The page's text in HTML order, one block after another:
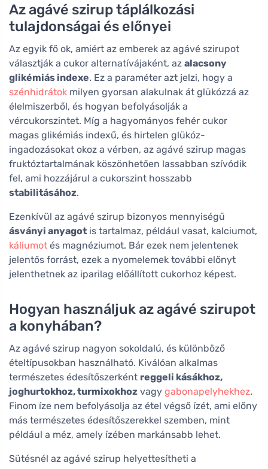
Az agávé szirup táplálkozási
tulajdonságai és előnyei
Az egyik fő ok, amiért az emberek az agávé szirupot
választják a cukor alternatívájaként, az alacsony
glikémiás indexe. Ez a paraméter azt jelzi, hogy a
szénhidrátok milyen gyorsan alakulnak át glükózzá az
élelmiszerből, és hogyan befolyásolják a
vércukorszintet. Míg a hagyományos fehér cukor
magas glikémiás indexű, és hirtelen glükóz-
ingadozásokat okoz a vérben, az agávé szirup magas
fruktóztartalmának köszönhetően lassabban szívódik
fel, ami hozzájárul a cukorszint hosszabb
stabilitásához.
Ezenkívül az agávé szirup bizonyos mennyiségű
ásványi anyagot is tartalmaz, például vasat, kalciumot,
káliumot és magnéziumot. Bár ezek nem jelentenek
jelentős forrást, ezek a nyomelemek további előnyt
jelenthetnek az iparilag előállított cukorhoz képest.
Hogyan használjuk az agávé szirupot
a konyhában?
Az agávé szirup nagyon sokoldalú, és különböző
ételtípusokban használható. Kiválóan alkalmas
természetes édesítőszerként reggeli kásákhoz,
joghurtokhoz, turmixokhoz vagy gabonapelyhekhez.
Finom íze nem befolyásolja az étel végső ízét, ami előny
más természetes édesítőszerekkel szemben, mint
például a méz, amely ízében markánsabb lehet.
Sütésnél az agávé szirup helyettesítheti a